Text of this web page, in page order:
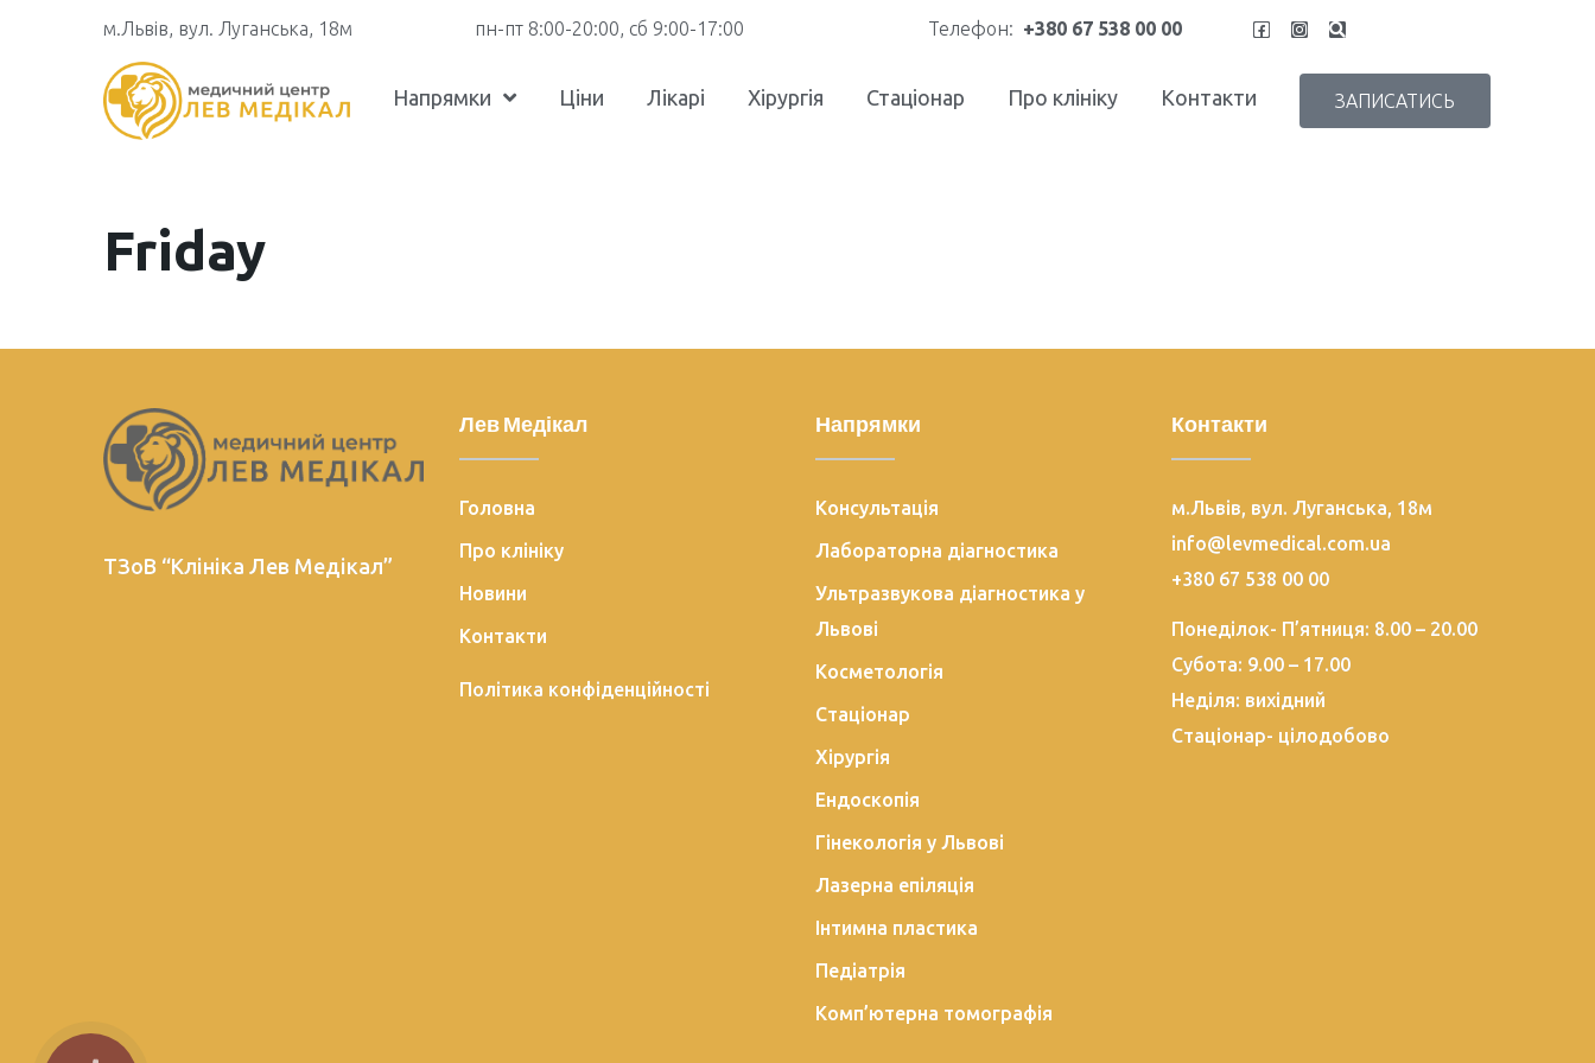
м.Львів, вул. Луганська, 18м пн-пт 8:00-20:00, сб 9:00-17:00 Телефон: +380 67 538 00 00
Напрямки Ціни Лікарі Хірургія Стаціонар Про клініку Контакти ЗАПИСАТИСЬ
Friday
ТЗоВ “Клініка Лев Медікал”
Лев Медікал
Головна
Про клініку
Новини
Контакти
Політика конфіденційності
Напрямки
Консультація
Лабораторна діагностика
Ультразвукова діагностика у
Львові
Косметологія
Стаціонар
Хірургія
Ендоскопія
Гінекологія у Львові
Лазерна епіляція
Інтимна пластика
Педіатрія
Комп’ютерна томографія
Контакти
м.Львів, вул. Луганська, 18м
info@levmedical.com.ua
+380 67 538 00 00
Понеділок- П’ятниця: 8.00 – 20.00
Субота: 9.00 – 17.00
Неділя: вихідний
Стаціонар- цілодобово